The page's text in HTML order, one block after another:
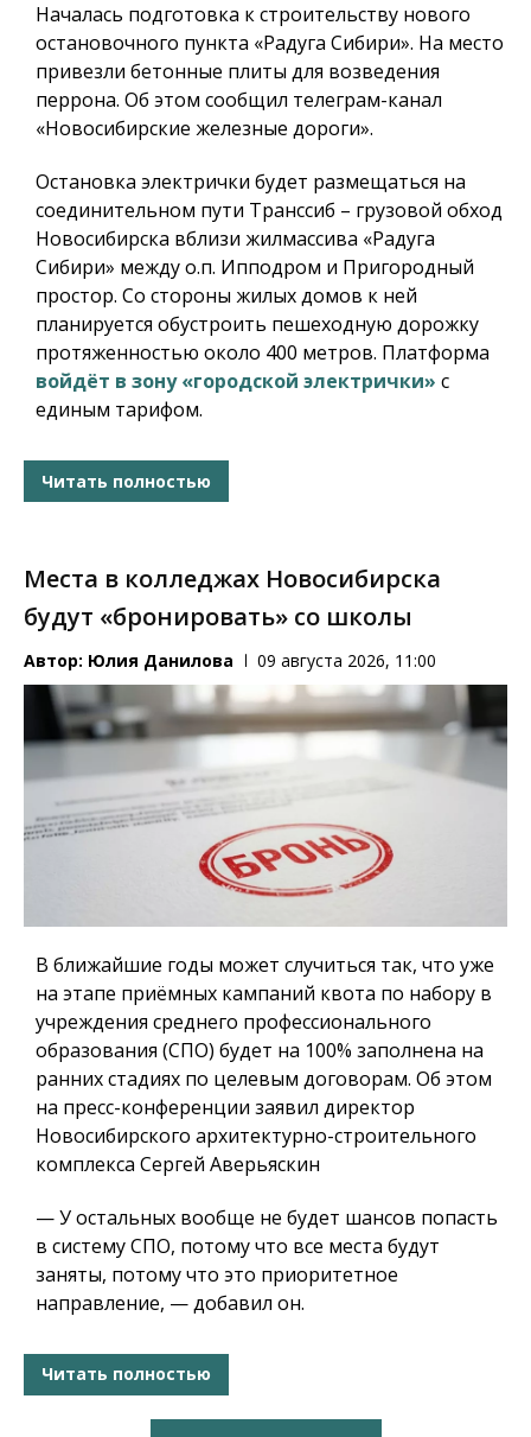
Началась подготовка к строительству нового
остановочного пункта «Радуга Сибири». На место
привезли бетонные плиты для возведения
перрона. Об этом сообщил телеграм-канал
«Новосибирские железные дороги».
Остановка электрички будет размещаться на
соединительном пути Транссиб – грузовой обход
Новосибирска вблизи жилмассива «Радуга
Сибири» между о.п. Ипподром и Пригородный
простор. Со стороны жилых домов к ней
планируется обустроить пешеходную дорожку
протяженностью около 400 метров. Платформа
войдёт в зону «городской электрички» с
единым тарифом.
Читать полностью
Места в колледжах Новосибирска
будут «бронировать» со школы
Автор: Юлия Данилова 09 августа 2026, 11:00
В ближайшие годы может случиться так, что уже
на этапе приёмных кампаний квота по набору в
учреждения среднего профессионального
образования (СПО) будет на 100% заполнена на
ранних стадиях по целевым договорам. Об этом
на пресс-конференции заявил директор
Новосибирского архитектурно-строительного
комплекса Сергей Аверьяскин
— У остальных вообще не будет шансов попасть
в систему СПО, потому что все места будут
заняты, потому что это приоритетное
направление, — добавил он.
Читать полностью